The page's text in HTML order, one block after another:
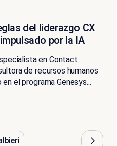
del liderazgo CX
por la IA
en Contact
de recursos humanos
el programa Genesys...